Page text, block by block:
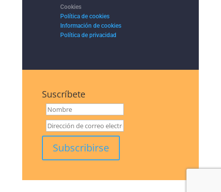
Cookies
Política de cookies
Información de cookies
Política de privacidad
Suscríbete